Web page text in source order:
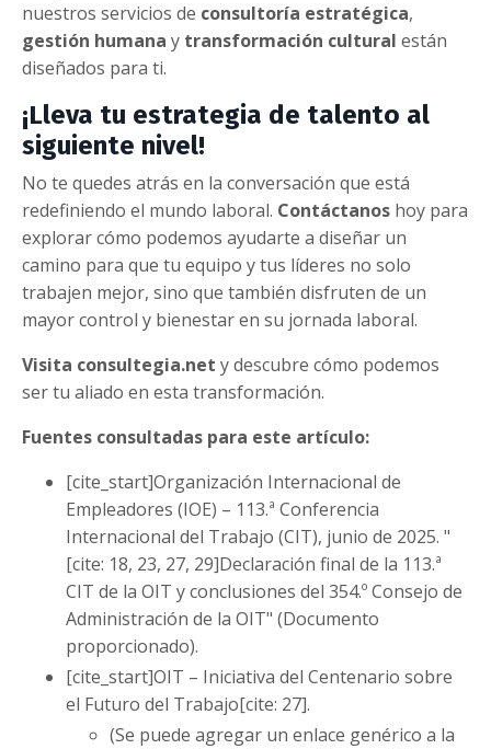
nuestros servicios de consultoría estratégica,
gestión humana y transformación cultural están
diseñados para ti.
¡Lleva tu estrategia de talento al
siguiente nivel!
No te quedes atrás en la conversación que está
redefiniendo el mundo laboral. Contáctanos hoy para
explorar cómo podemos ayudarte a diseñar un
camino para que tu equipo y tus líderes no solo
trabajen mejor, sino que también disfruten de un
mayor control y bienestar en su jornada laboral.
Visita consultegia.net y descubre cómo podemos
ser tu aliado en esta transformación.
Fuentes consultadas para este artículo:
[cite_start]Organización Internacional de
Empleadores (IOE) – 113.ª Conferencia
Internacional del Trabajo (CIT), junio de 2025. "
[cite: 18, 23, 27, 29]Declaración final de la 113.ª
CIT de la OIT y conclusiones del 354.º Consejo de
Administración de la OIT" (Documento
proporcionado).
[cite_start]OIT – Iniciativa del Centenario sobre
el Futuro del Trabajo[cite: 27].
(Se puede agregar un enlace genérico a la